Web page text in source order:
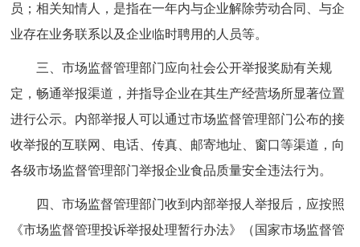
员；相关知情人，是指在一年内与企业解除劳动合同、与企
业存在业务联系以及企业临时聘用的人员等。
三、市场监督管理部门应向社会公开举报奖励有关规
定，畅通举报渠道，并指导企业在其生产经营场所显著位置
进行公示。内部举报人可以通过市场监督管理部门公布的接
收举报的互联网、电话、传真、邮寄地址、窗口等渠道，向
各级市场监督管理部门举报企业食品质量安全违法行为。
四、市场监督管理部门收到内部举报人举报后，应按照
《市场监督管理投诉举报处理暂行办法》（国家市场监督管